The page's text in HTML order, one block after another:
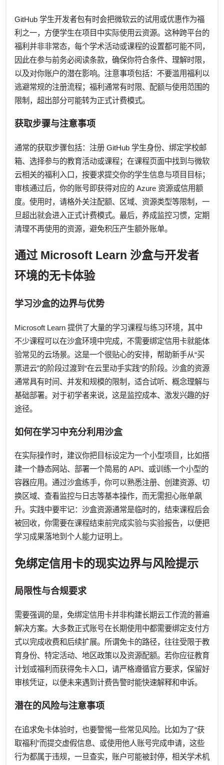
GitHub 学生开发者包有时会把微软云的试用或优惠作为福
利之一，方便学生在项目中实际使用云资源。这种跨平台的
福利并非非常态，每个学术活动或课程的设置都可能不同，
因此在参与前务必阅读条款，确保你符合条件、理解时限，
以及对你账户的潜在影响。注意事项包括：不要滥用福利以
逃避常规的注册流程；福利通常有时限、配额与使用范围的
限制，超出部分可能转为正式计费模式。
获取步骤与注意事项
通常的获取步骤包括：注册 GitHub 学生身份、绑定学校邮
箱、选择参与的教育活动或课程；在课程页面中找到与微软
云相关的福利入口，按要求提交你的学生信息与项目目标；
审核通过后，你的账号即获得对应的 Azure 资源或信用额
度。使用时，请格外关注配额、区域、资源类型等限制，一
旦超出就会进入正式计费模式。最后，养成监控习惯，定期
清理不再使用的资源，避免积压产生额外账单。
通过 Microsoft Learn 沙盒与开发者
环境的无卡体验
学习沙盒的边界与优势
Microsoft Learn 提供了大量的学习课程与练习环境，其中
不少课程可以在沙盒环境中完成，不需要绑定信用卡就能体
验常见的云场景。这是一个很贴心的安排，帮助新手从“买
票进云”的阶段过渡到“在云里动手实践”的阶段。沙盒的资源
通常具有时间、并发和规模的限制，适合试听、概念理解与
基础部署。对于初学者来说，这是监控成本、激发兴趣的好
途径。
如何在学习中充分利用沙盒
在实际操作时，建议你把目标设定为一个小型项目，比如搭
建一个静态网站、部署一个简易的 API、或训练一个小型的
容器应用。通过沙盒练手，你可以熟悉注册、创建资源、切
换区域、查看监控与日志等基本操作，而无需担心账单飙
升。实践中要牢记：沙盒资源通常是临时的，结束课程后会
被回收，你需要在课程结束前完成实验与实验报告，以便把
学习成果落地到个人能力证明上。
免绑定信用卡的现实边界与风险提示
局限性与合规要求
需要强调的是，免绑定信用卡并非构建长期云工作流的普遍
解决方案。大多数正式账号在长期使用中都需要绑定支付方
式以完成收费和后续扩展。所谓免卡的路径，往往受限于教
育身份、特定活动、地区政策以及资源配额。若你应征教育
计划或福利而获得免卡入口，请严格遵循官方要求，保留好
审核凭证，以便未来遇到计费告警时能快速解释和申诉。
潜在的风险与注意事项
在追求免卡体验时，也要警惕一些常见风险。比如为了“获
取福利”而提交虚假信息、或使用他人账号完成申请，这些
行为都属于违规，一旦查实，账户可能被封停，相关学术机